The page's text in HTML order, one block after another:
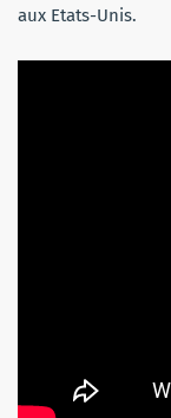
aux Etats-Unis.